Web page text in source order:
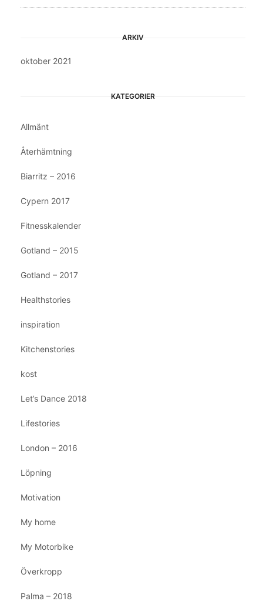
ARKIV
oktober 2021
KATEGORIER
Allmänt
Återhämtning
Biarritz – 2016
Cypern 2017
Fitnesskalender
Gotland – 2015
Gotland – 2017
Healthstories
inspiration
Kitchenstories
kost
Let’s Dance 2018
Lifestories
London – 2016
Löpning
Motivation
My home
My Motorbike
Överkropp
Palma – 2018